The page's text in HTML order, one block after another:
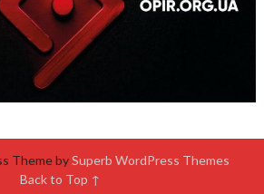
Theme bySuperb WordPress Themes
Back to Top ↑